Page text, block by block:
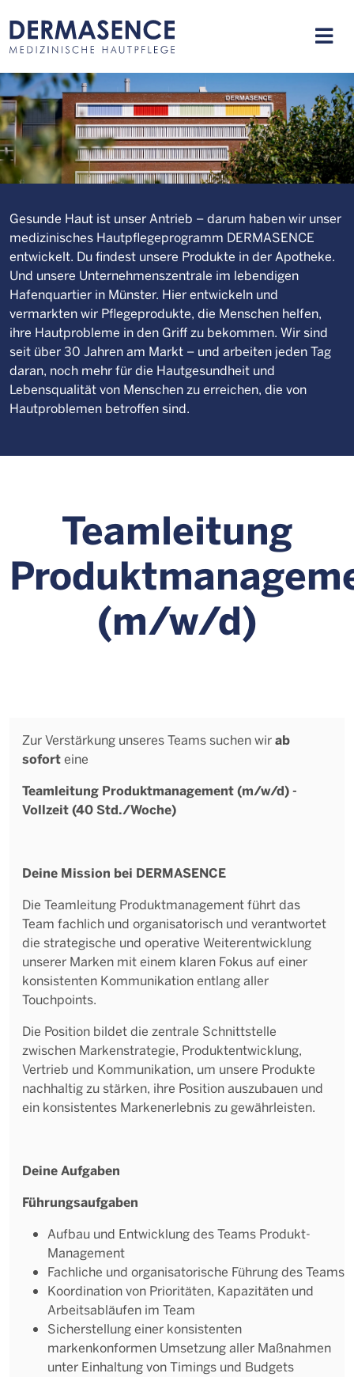
Gesunde Haut ist unser Antrieb – darum haben wir unser
medizinisches Hautpflegeprogramm DERMASENCE
entwickelt. Du findest unsere Produkte in der Apotheke.
Und unsere Unternehmenszentrale im lebendigen
Hafenquartier in Münster. Hier entwickeln und
vermarkten wir Pflegeprodukte, die Menschen helfen,
ihre Hautprobleme in den Griff zu bekommen. Wir sind
seit über 30 Jahren am Markt – und arbeiten jeden Tag
daran, noch mehr für die Hautgesundheit und
Lebensqualität von Menschen zu erreichen, die von
Hautproblemen betroffen sind.
Teamleitung
(m/w/d)
Zur Verstärkung unseres Teams suchen wirab
soforteine
Teamleitung Produktmanagement (m/w/d) -
Vollzeit (40 Std./Woche)
Deine Mission bei DERMASENCE
Die Teamleitung Produktmanagement führt das
Team fachlich und organisatorisch und verantwortet
die strategische und operative Weiterentwicklung
unserer Marken mit einem klaren Fokus auf einer
konsistenten Kommunikation entlang aller
Touchpoints.
Die Position bildet die zentrale Schnittstelle
zwischen Markenstrategie, Produktentwicklung,
Vertrieb und Kommunikation, um unsere Produkte
nachhaltig zu stärken, ihre Position auszubauen und
ein konsistentes Markenerlebnis zu gewährleisten.
Deine Aufgaben
Führungsaufgaben
Aufbau und Entwicklung des Teams Produkt-
Management
Fachliche und organisatorische Führung des Teams
Koordination von Prioritäten, Kapazitäten und
Arbeitsabläufen im Team
Sicherstellung einer konsistenten
markenkonformen Umsetzung aller Maßnahmen
unter Einhaltung von Timings und Budgets